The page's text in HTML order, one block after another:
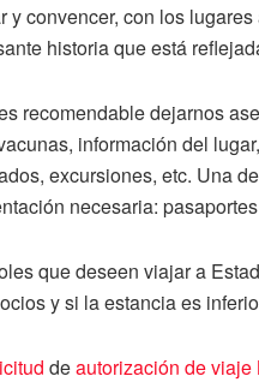
convencer, con los
historia que está
recomendable dejarnos
información del
excursiones, etc. Una
necesaria:
que deseen viajar a
y si la estancia es
deautorización de viaje